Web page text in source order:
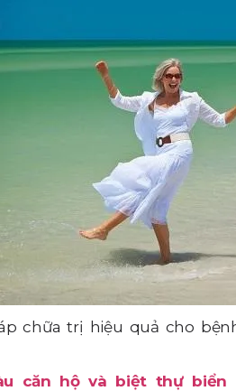
chữa trị hiệu quả cho
căn hộ và biệt thự biển